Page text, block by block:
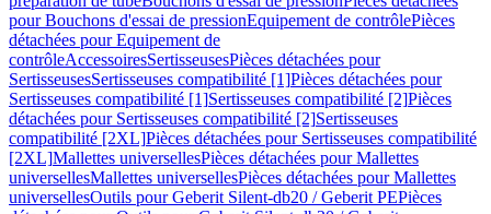
pour Bouchons d'essai de pressionEquipement de contrôlePièces
détachées pour Equipement de
contrôleAccessoiresSertisseusesPièces détachées pour
SertisseusesSertisseuses compatibilité [1]Pièces détachées pour
Sertisseuses compatibilité [1]Sertisseuses compatibilité [2]Pièces
détachées pour Sertisseuses compatibilité [2]Sertisseuses
compatibilité [2XL]Pièces détachées pour Sertisseuses compatibilité
[2XL]Mallettes universellesPièces détachées pour Mallettes
universellesMallettes universellesPièces détachées pour Mallettes
universellesOutils pour Geberit Silent-db20 / Geberit PEPièces